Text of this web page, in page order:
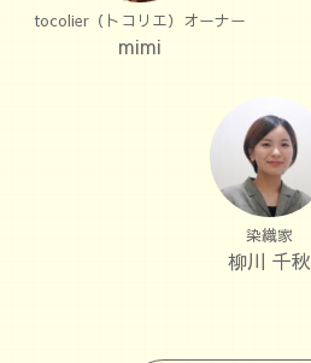
tocolier（トコリエ）オーナー
mimi
染織家
柳川 千秋